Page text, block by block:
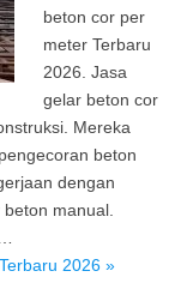
beton cor per
meter Terbaru
2026. Jasa
gelar beton cor
Mereka
beton
dengan
manual.
2026 »